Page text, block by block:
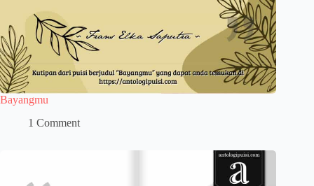
Bayangmu
1 Comment